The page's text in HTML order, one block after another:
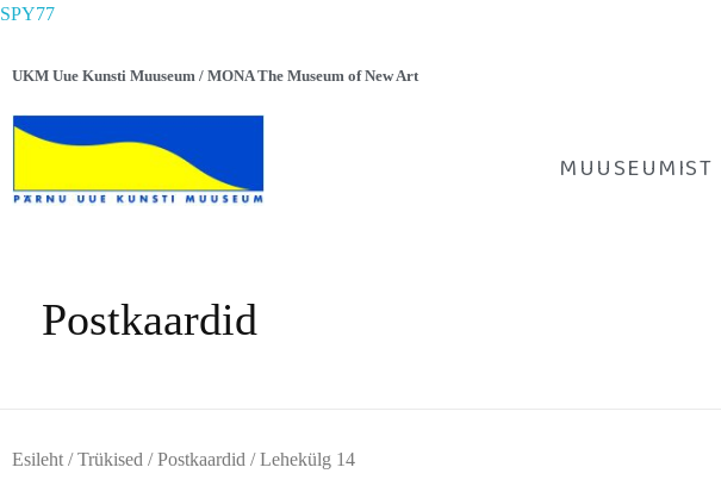
SPY77
UKM Uue Kunsti Muuseum / MONA The Museum of New Art
MUUSEUMIST
Postkaardid
Esileht /Trükised /Postkaardid / Lehekülg 14